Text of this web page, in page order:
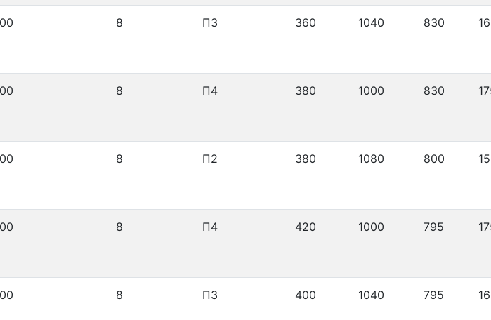
8 П3 360 1040 830
8 П4 380 1000 830
8 П2 380 1080 800
8 П4 420 1000 795
8 П3 400 1040 795